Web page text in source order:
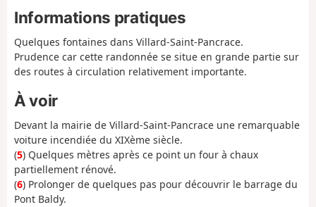
Informations pratiques
Quelques fontaines dans Villard-Saint-Pancrace.
Prudence car cette randonnée se situe en grande partie sur
des routes à circulation relativement importante.
À voir
Devant la mairie de Villard-Saint-Pancrace une remarquable
voiture incendiée du XIXème siècle.
(5) Quelques mètres après ce point un four à chaux
partiellement rénové.
(6) Prolonger de quelques pas pour découvrir le barrage du
Pont Baldy.